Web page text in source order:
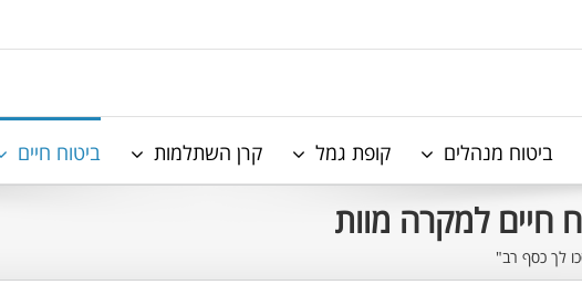
ביטוח מנהלים קופת גמל קרן השתלמות ביטוח חיים